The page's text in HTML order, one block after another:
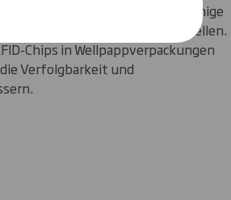
verwendet, um eine leistungsfähige
wie Karton bereitzustellen.
Chips in Wellpappverpackungen
Verfolgbarkeit und